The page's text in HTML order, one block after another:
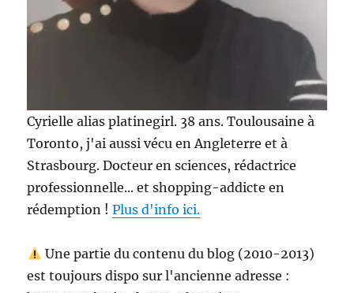
Cyrielle alias platinegirl. 38 ans. Toulousaine à
Toronto, j'ai aussi vécu en Angleterre et à
Strasbourg. Docteur en sciences, rédactrice
professionnelle... et shopping-addicte en
rédemption !Plus d'info ici.
Une partie du contenu du blog (2010-2013)
est toujours dispo sur l'ancienne adresse :